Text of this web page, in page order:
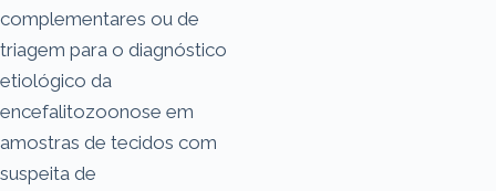
complementares ou de
triagem para o diagnóstico
etiológico da
encefalitozoonose em
amostras de tecidos com
suspeita de